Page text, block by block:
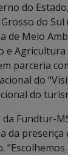
do
do
de Meio
e
parceria
do
do
Fundtur-
da